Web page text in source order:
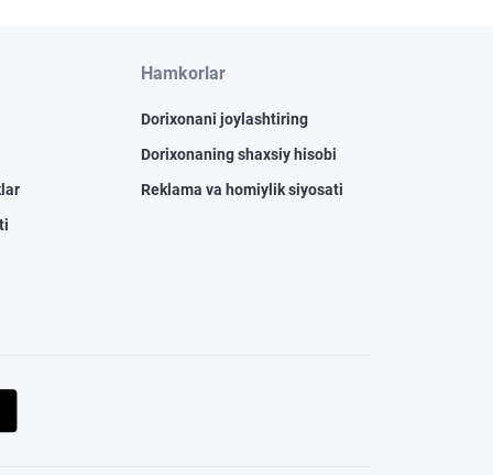
Hamkorlar
Dorixonani joylashtiring
Dorixonaning shaxsiy hisobi
Reklama va homiylik siyosati